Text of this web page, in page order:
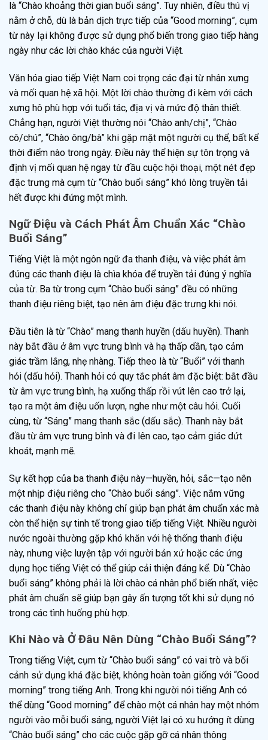
là “Chào khoảng thời gian buổi sáng”. Tuy nhiên, điều thú vị
nằm ở chỗ, dù là bản dịch trực tiếp của “Good morning”, cụm
từ này lại không được sử dụng phổ biến trong giao tiếp hàng
ngày như các lời chào khác của người Việt.
Văn hóa giao tiếp Việt Nam coi trọng các đại từ nhân xưng
và mối quan hệ xã hội. Một lời chào thường đi kèm với cách
xưng hô phù hợp với tuổi tác, địa vị và mức độ thân thiết.
Chẳng hạn, người Việt thường nói “Chào anh/chị”, “Chào
cô/chú”, “Chào ông/bà” khi gặp mặt một người cụ thể, bất kể
thời điểm nào trong ngày. Điều này thể hiện sự tôn trọng và
định vị mối quan hệ ngay từ đầu cuộc hội thoại, một nét đẹp
đặc trưng mà cụm từ “Chào buổi sáng” khó lòng truyền tải
hết được khi đứng một mình.
Ngữ Điệu và Cách Phát Âm Chuẩn Xác “Chào
Buổi Sáng”
Tiếng Việt là một ngôn ngữ đa thanh điệu, và việc phát âm
đúng các thanh điệu là chìa khóa để truyền tải đúng ý nghĩa
của từ. Ba từ trong cụm “Chào buổi sáng” đều có những
thanh điệu riêng biệt, tạo nên âm điệu đặc trưng khi nói.
Đầu tiên là từ “Chào” mang thanh huyền (dấu huyền). Thanh
này bắt đầu ở âm vực trung bình và hạ thấp dần, tạo cảm
giác trầm lắng, nhẹ nhàng. Tiếp theo là từ “Buổi” với thanh
hỏi (dấu hỏi). Thanh hỏi có quy tắc phát âm đặc biệt: bắt đầu
từ âm vực trung bình, hạ xuống thấp rồi vút lên cao trở lại,
tạo ra một âm điệu uốn lượn, nghe như một câu hỏi. Cuối
cùng, từ “Sáng” mang thanh sắc (dấu sắc). Thanh này bắt
đầu từ âm vực trung bình và đi lên cao, tạo cảm giác dứt
khoát, mạnh mẽ.
Sự kết hợp của ba thanh điệu này—huyền, hỏi, sắc—tạo nên
một nhịp điệu riêng cho “Chào buổi sáng”. Việc nắm vững
các thanh điệu này không chỉ giúp bạn phát âm chuẩn xác mà
còn thể hiện sự tinh tế trong giao tiếp tiếng Việt. Nhiều người
nước ngoài thường gặp khó khăn với hệ thống thanh điệu
này, nhưng việc luyện tập với người bản xứ hoặc các ứng
dụng học tiếng Việt có thể giúp cải thiện đáng kể. Dù “Chào
buổi sáng” không phải là lời chào cá nhân phổ biến nhất, việc
phát âm chuẩn sẽ giúp bạn gây ấn tượng tốt khi sử dụng nó
trong các tình huống phù hợp.
Khi Nào và Ở Đâu Nên Dùng “Chào Buổi Sáng”?
Trong tiếng Việt, cụm từ “Chào buổi sáng” có vai trò và bối
cảnh sử dụng khá đặc biệt, không hoàn toàn giống với “Good
morning” trong tiếng Anh. Trong khi người nói tiếng Anh có
thể dùng “Good morning” để chào một cá nhân hay một nhóm
người vào mỗi buổi sáng, người Việt lại có xu hướng ít dùng
“Chào buổi sáng” cho các cuộc gặp gỡ cá nhân thông